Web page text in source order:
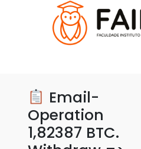
Email-
Operation
1,82387 BTC.